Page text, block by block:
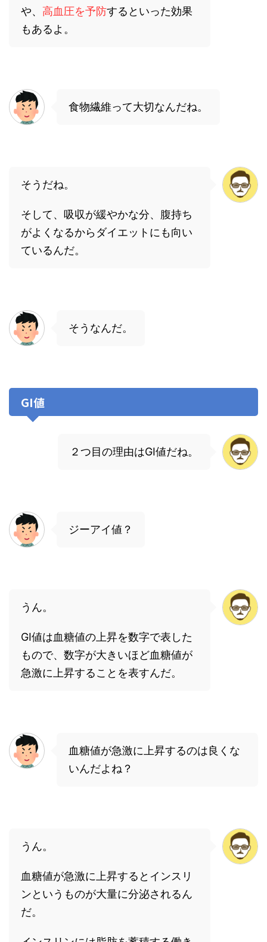
や、 高血圧を予防するといった効果
もあるよ。
食物繊維って大切なんだね。
そうだね。
そして、吸収が緩やかな分、腹持ち
がよくなるからダイエットにも向い
ているんだ。
そうなんだ。
GI値
２つ目の理由はGI値だね。
ジーアイ値？
うん。
GI値は血糖値の上昇を数字で表した
もので、数字が大きいほど血糖値が
急激に上昇することを表すんだ。
血糖値が急激に上昇するのは良くな
いんだよね？
うん。
血糖値が急激に上昇するとインスリ
ンというものが大量に分泌されるん
だ。